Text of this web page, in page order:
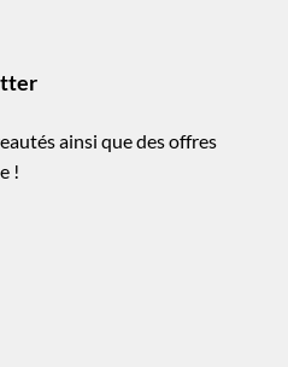
ainsi que des offres
!